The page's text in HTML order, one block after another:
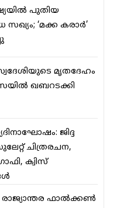
പുതിയ
സഖ്യം; ‘മക്ക കരാര്‍’
മൃതദേഹം
ഖബറടക്കി
ജിദ്ദ
ചിത്രരചന,
ക്വിസ്
രാജ്യാന്തര ഫാല്‍ക്കണ്‍